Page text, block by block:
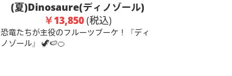
(夏)Dinosaure(ディノゾール)
￥13,850(税込)
恐竜たちが主役のフルーツブーケ！『ディ
ノゾール』 🦖🍉🍊